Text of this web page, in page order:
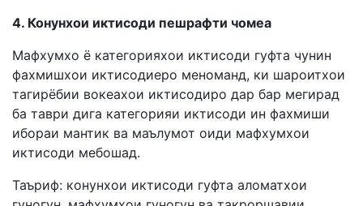
4. Конунхои иктисоди пешрафти чомеа
Мафхумхо ё категорияхои иктисоди гуфта чунин
фахмишхои иктисодиеро меноманд, ки шароитхои
тагирёбии вокеахои иктисодиро дар бар мегирад
ба таври дига категорияи иктисоди ин фахмиши
ибораи мантик ва маълумот оиди мафхумхои
иктисоди мебошад.
Таъриф: конунхои иктисоди гуфта аломатхои